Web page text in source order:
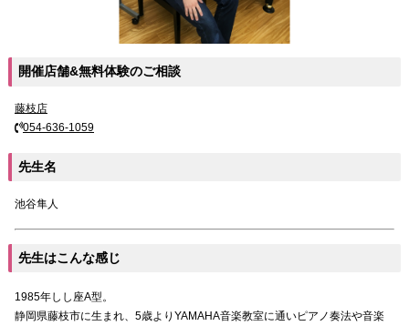
開催店舗&無料体験のご相談
藤枝店
054-636-1059
先生名
池谷隼人
先生はこんな感じ
1985年しし座A型。
静岡県藤枝市に生まれ、5歳よりYAMAHA音楽教室に通いピアノ奏法や音楽